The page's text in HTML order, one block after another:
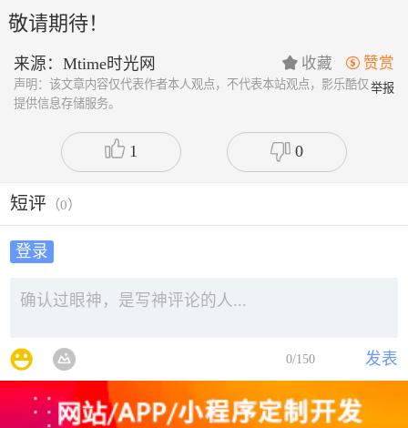
敬请期待！
 赞赏
 收藏
来源：Mtime时光网
举报
声明：该文章内容仅代表作者本人观点，不代表本站观点，影乐酷仅
提供信息存储服务。
1 0
短评 （0）
登录
发表
0/150